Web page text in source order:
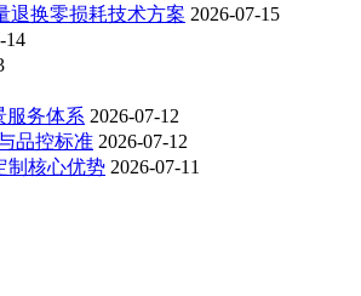
退换零损耗技术方案 2026-07-15
14
服务体系 2026-07-12
品控标准 2026-07-12
制核心优势 2026-07-11